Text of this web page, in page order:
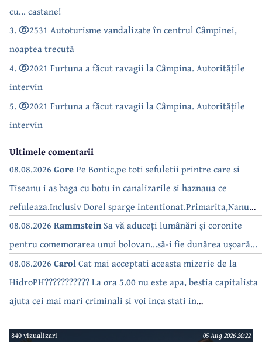
cu... castane!
3.
2531 Autoturisme vandalizate în centrul Câmpinei,
noaptea trecută
4.
2021 Furtuna a făcut ravagii la Câmpina. Autoritățile
intervin
5.
2021 Furtuna a făcut ravagii la Câmpina. Autoritățile
intervin
Ultimele comentarii
08.08.2026 GorePe Bontic,pe toti sefuletii printre care si
Tiseanu i as baga cu botu in canalizarile si haznaua ce
refuleaza.Inclusiv Dorel sparge intentionat.Primarita,Nanu
bea apa de la robinet.Asta as intreba o si pe Izabel Mitrea
08.08.2026 RammsteinSa vă aduceți lumânări și coronite
pentru comemorarea unui bolovan...să-i fie dunărea ușoară...
08.08.2026 CarolCat mai acceptati aceasta mizerie de la
HidroPH??????????? La ora 5.00 nu este apa, bestia capitalista
ajuta cei mai mari criminali si voi inca stati in
840 vizualizari 05 Aug 2026 20:22